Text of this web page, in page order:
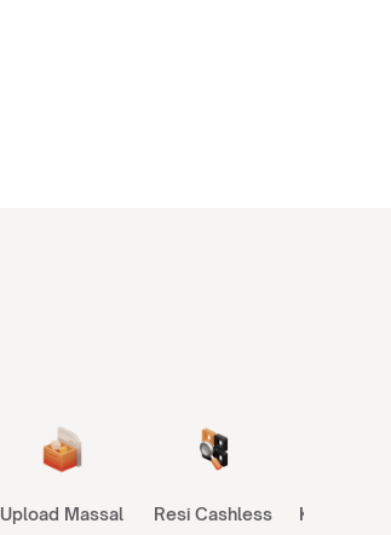
Upload Massal Resi Cashless Komunitas